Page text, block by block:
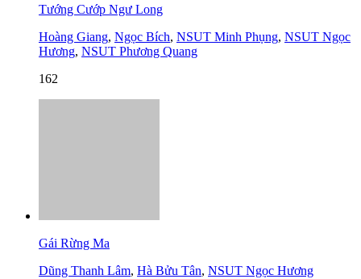
Tướng Cướp Ngư Long
Hoàng Giang, Ngọc Bích, NSUT Minh Phụng, NSUT Ngọc
Hương, NSUT Phương Quang
162
Gái Rừng Ma
Dũng Thanh Lâm, Hà Bửu Tân, NSUT Ngọc Hương